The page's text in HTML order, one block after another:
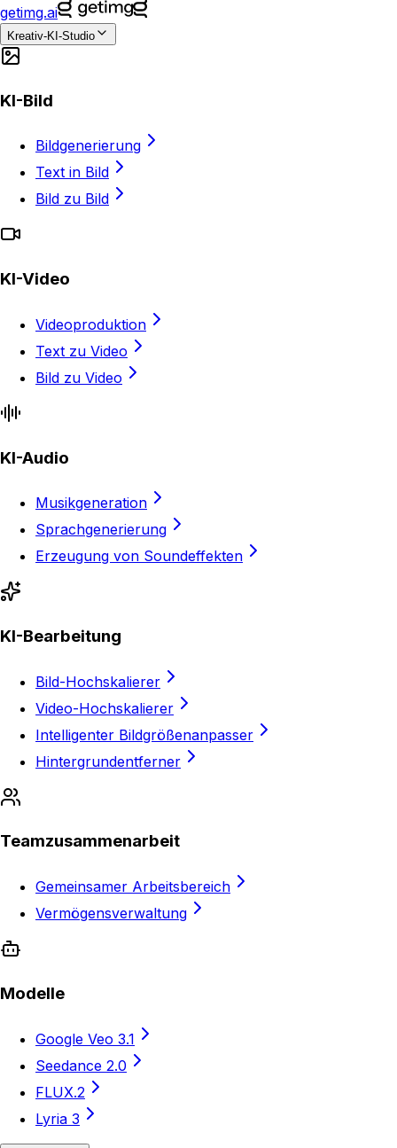
getimg.ai
Kreativ-KI-Studio
KI-Bild
Bildgenerierung
Text in Bild
Bild zu Bild
KI-Video
Videoproduktion
Text zu Video
Bild zu Video
KI-Audio
Musikgeneration
Sprachgenerierung
Erzeugung von Soundeffekten
KI-Bearbeitung
Bild-Hochskalierer
Video-Hochskalierer
Intelligenter Bildgrößenanpasser
Hintergrundentferner
Teamzusammenarbeit
Gemeinsamer Arbeitsbereich
Vermögensverwaltung
Modelle
Google Veo 3.1
Seedance 2.0
FLUX.2
Lyria 3